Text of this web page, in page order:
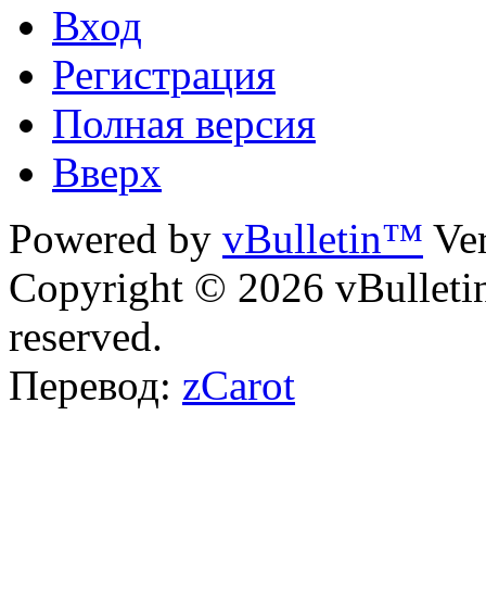
Вход
Регистрация
Полная версия
Вверх
Powered by vBulletin™
Copyright © 2026
reserved.
Перевод: zCarot